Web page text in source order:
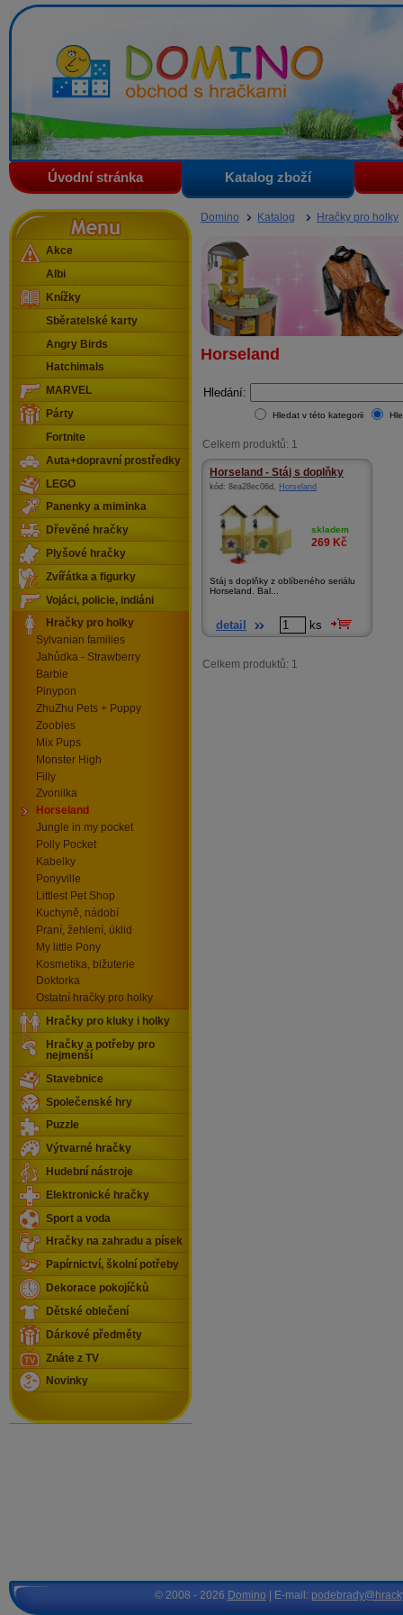
Domino - obchod s hračkami
Úvodní stránka Katalog zboží
Domino Katalog Hračky pro holky
Horseland
Hledání:
Hledat v této kategorii
Celkem produktů: 1
Horseland - Stáj s doplňky
kód: 8ea28ec06d , Horseland
skladem
269 Kč
Stáj s doplňky z oblíbeného seriálu
Horseland. Bal...
detail ks
Celkem produktů: 1
Menu
Akce
Albi
Knížky
Sběratelské karty
Angry Birds
Hatchimals
MARVEL
Párty
Fortnite
Auta+dopravní prostředky
LEGO
Panenky a miminka
Dřevěné hračky
Plyšové hračky
Zvířátka a figurky
Vojáci, policie, indiáni
Hračky pro holky
Sylvanian families
Jahůdka - Strawberry
Barbie
Pinypon
ZhuZhu Pets + Puppy
Zoobles
Mix Pups
Monster High
Filly
Zvonilka
Horseland
Jungle in my pocket
Polly Pocket
Kabelky
Ponyville
Littlest Pet Shop
Kuchyně, nádobí
Praní, žehlení, úklid
My little Pony
Kosmetika, bižuterie
Doktorka
Ostatní hračky pro holky
Hračky pro kluky i holky
Hračky a potřeby pro
nejmenší
Stavebnice
Společenské hry
Puzzle
Výtvarné hračky
Hudební nástroje
Elektronické hračky
Sport a voda
Hračky na zahradu a písek
Papírnictví, školní potřeby
Dekorace pokojíčků
Dětské oblečení
Dárkové předměty
Znáte z TV
Novinky
© 2008 - 2026 Domino | E-mail: